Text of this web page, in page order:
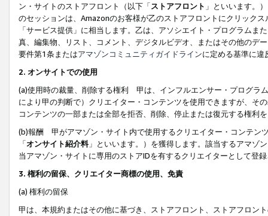
ン・サイトのストアフロント（以下「ストアフロント 」といいます。
のセッションは、Amazonのお客様が乙のストアフロントにクリック
「サービス提供」に相当します。乙は、アソシエイト・プログラム
真、編集物、リスト、コメント、デジタルビデオ、またはその他のデ
要件第1条またはアマゾンコミュニティガイドラインに定める基準に違
2. オンサイトでの使用
(a)使用時の裁量、削除する権利 甲は、インフルエンサー・プログラ
により甲の判断で）クリエイター・コンテンツを使用できますが、そ
コンテンツの一部または全部を拒否、削除、停止または復元する権利
(b)報酬 甲がアマゾン・サイト内で使用するクリエイター・コンテン
「オンサイト紹介料」といいます。）を獲得します。該当するアマゾ
当アマゾン・サイトに専用のストアIDを有するクリエイターとして登
3. 権利の留保、クリエイター商標の使用、免責
(a) 権利の留保
甲は、本規約またはその他に基づき、ストアフロント、ストアフロン